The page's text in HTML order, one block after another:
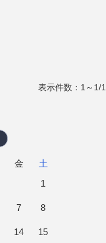
表示件数：1～1/1
金
土
1
7 8
14 15